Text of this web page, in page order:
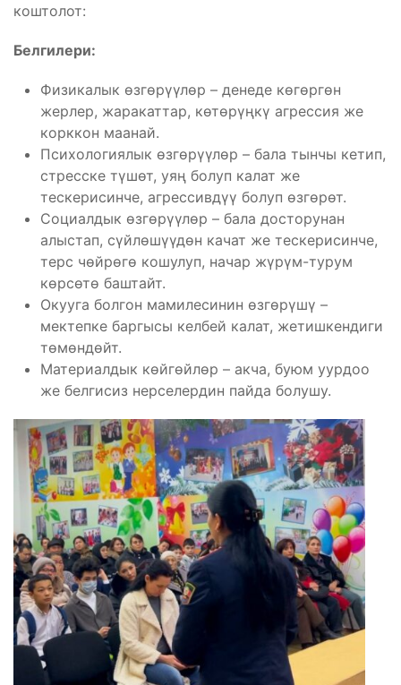
коштолот:
Белгилери:
Физикалык өзгөрүүлөр – денеде көгөргөн
жерлер, жаракаттар, көтөрүңкү агрессия же
корккон маанай.
Психологиялык өзгөрүүлөр – бала тынчы кетип,
стресске түшөт, уяң болуп калат же
тескерисинче, агрессивдүү болуп өзгөрөт.
Социалдык өзгөрүүлөр – бала досторунан
алыстап, сүйлөшүүдөн качат же тескерисинче,
терс чөйрөгө кошулуп, начар жүрүм-турум
көрсөтө баштайт.
Окууга болгон мамилесинин өзгөрүшү –
мектепке баргысы келбей калат, жетишкендиги
төмөндөйт.
Материалдык көйгөйлөр – акча, буюм уурдоо
же белгисиз нерселердин пайда болушу.